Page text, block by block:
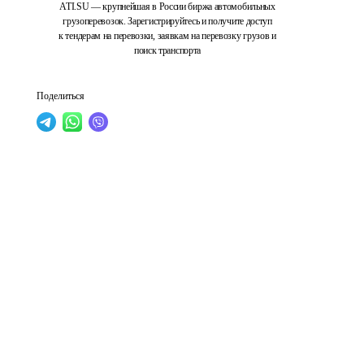
ATI.SU — крупнейшая в России биржа автомобильных
грузоперевозок. Зарегистрируйтесь и получите доступ
к тендерам на перевозки, заявкам на перевозку грузов и
поиск транспорта
Поделиться